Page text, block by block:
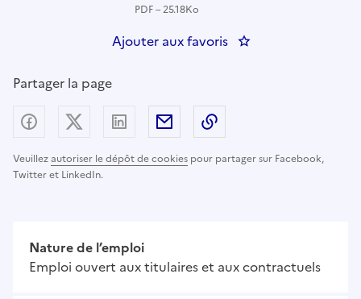
PDF – 25.18Ko
Ajouter aux favoris
Partager la page
Veuillezautoriser le dépôt de cookies pour partager sur Facebook,
Twitter et LinkedIn.
Partager sur Facebook
Partager sur X (anciennement Twitter) -
Partager sur LinkedIn
Partager par email
Nature de l’emploi
Emploi ouvert aux titulaires et aux contractuels